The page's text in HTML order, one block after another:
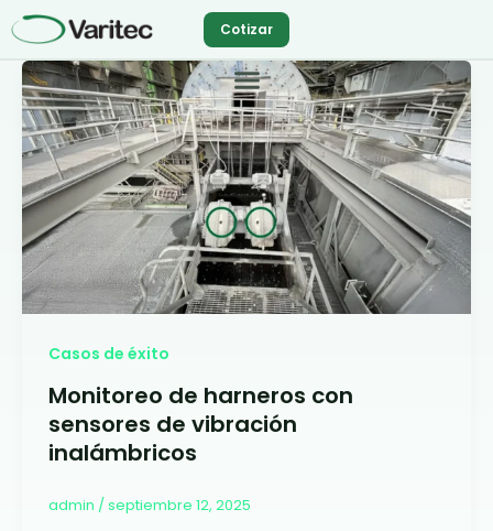
al
contenido
Cotizar
Casos de éxito
Monitoreo de harneros con
sensores de vibración
inalámbricos
admin /septiembre 12, 2025